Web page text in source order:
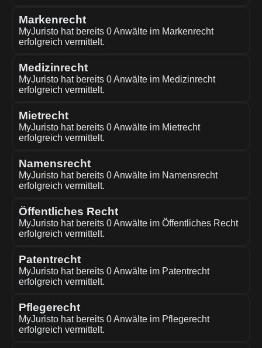
Markenrecht
MyJuristo hat bereits 0 Anwälte im Markenrecht
erfolgreich vermittelt.
Medizinrecht
MyJuristo hat bereits 0 Anwälte im Medizinrecht
erfolgreich vermittelt.
Mietrecht
MyJuristo hat bereits 0 Anwälte im Mietrecht
erfolgreich vermittelt.
Namensrecht
MyJuristo hat bereits 0 Anwälte im Namensrecht
erfolgreich vermittelt.
Öffentliches Recht
MyJuristo hat bereits 0 Anwälte im Öffentliches Recht
erfolgreich vermittelt.
Patentrecht
MyJuristo hat bereits 0 Anwälte im Patentrecht
erfolgreich vermittelt.
Pflegerecht
MyJuristo hat bereits 0 Anwälte im Pflegerecht
erfolgreich vermittelt.